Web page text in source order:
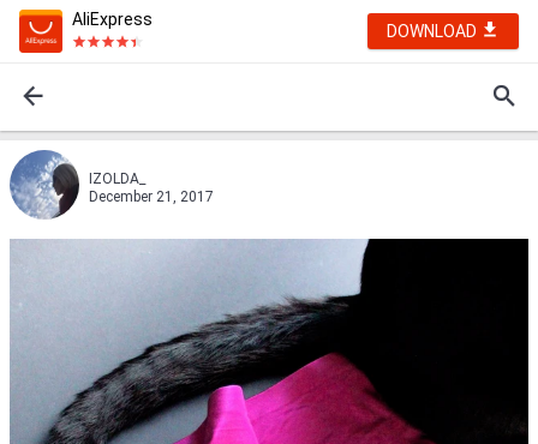
AliExpress
DOWNLOAD
IZOLDA_
December 21, 2017